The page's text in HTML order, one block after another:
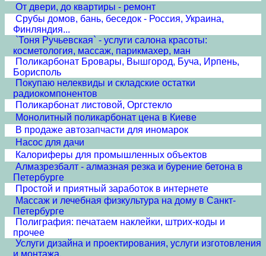
От двери, до квартиры - ремонт
Срубы домов, бань, беседок - Россия, Украина,
Финляндия...
`Тоня Ручьевская` - услуги салона красоты:
косметология, массаж, парикмахер, ман
Поликарбонат Бровары, Вышгород, Буча, Ирпень,
Борисполь
Покупаю нелеквиды и складские остатки
радиокомпонентов
Поликарбонат листовой, Оргстекло
Монолитный поликарбонат цена в Киеве
В продаже автозапчасти для иномарок
Насос для дачи
Калориферы для промышленных объектов
Алмазрезбалт - алмазная резка и бурение бетона в
Петербурге
Простой и приятный заработок в интернете
Массаж и лечебная физкультура на дому в Санкт-
Петербурге
Полиграфия: печатаем наклейки, штрих-коды и
прочее
Услуги дизайна и проектирования, услуги изготовления
и монтажа.